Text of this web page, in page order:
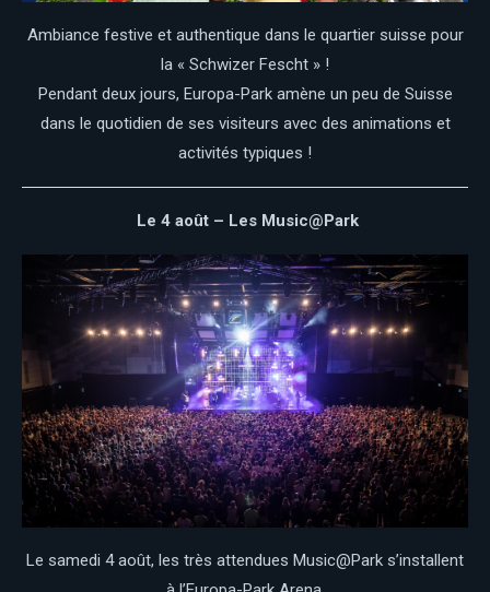
Ambiance festive et authentique dans le quartier suisse pour
la « Schwizer Fescht » !
Pendant deux jours, Europa-Park amène un peu de Suisse
dans le quotidien de ses visiteurs avec des animations et
activités typiques !
Le 4 août – Les Music@Park
Le samedi 4 août, les très attendues Music@Park s’installent